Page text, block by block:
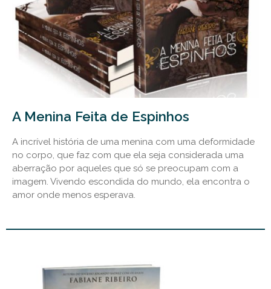
A Menina Feita de Espinhos
A incrível história de uma menina com uma deformidade
no corpo, que faz com que ela seja considerada uma
aberração por aqueles que só se preocupam com a
imagem. Vivendo escondida do mundo, ela encontra o
amor onde menos esperava.